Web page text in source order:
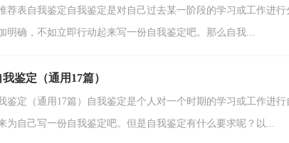
荐表自我鉴定自我鉴定是对自己过去某一阶段的学习或工作进
明确，不如立即行动起来写一份自我鉴定吧。那么自我...
鉴定（通用17篇）
鉴定（通用17篇）自我鉴定是个人对一个时期的学习或工作进
为自己写一份自我鉴定吧。但是自我鉴定有什么要求呢？以...